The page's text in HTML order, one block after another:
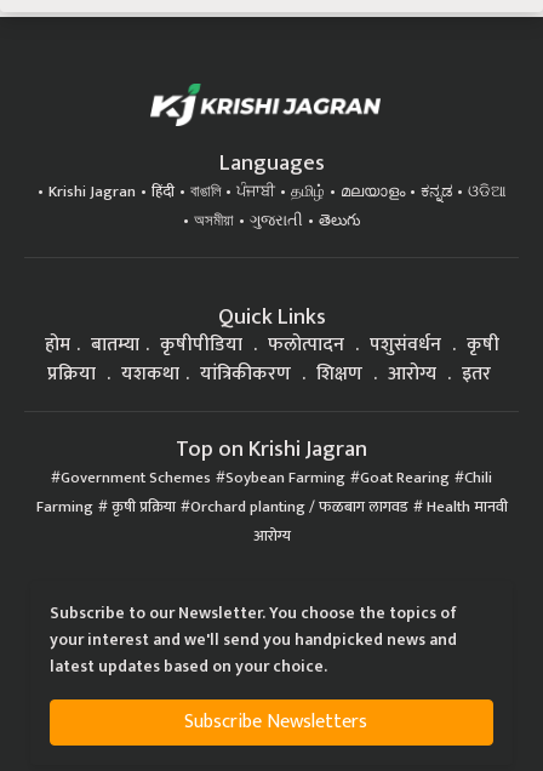
Languages
Krishi Jagran हिंदी বাঙালি ਪੰਜਾਬੀ தமிழ் മലയാളം ಕನ್ನಡ
ଓଡିଆ
অসমীয়া
ગુજરાતી తెలుగు
Quick Links
होम बातम्या कृषीपीडिया फलोत्पादन पशुसंवर्धन
कृषी
प्रक्रिया
यशकथा यांत्रिकीकरण शिक्षण आरोग्य इतर
Top on Krishi Jagran
Government Schemes Soybean Farming Goat Rearing Chili
Farming कृषी प्रक्रिया Orchard planting / फळबाग लागवड Health मानवी
आरोग्य
Subscribe to our Newsletter. You choose the topics of
your interest and we'll send you handpicked news and
latest updates based on your choice.
Subscribe Newsletters